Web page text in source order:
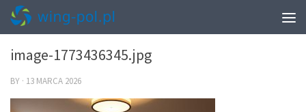
0
image-1773436345.jpg
BY · 13 MARCA 2026